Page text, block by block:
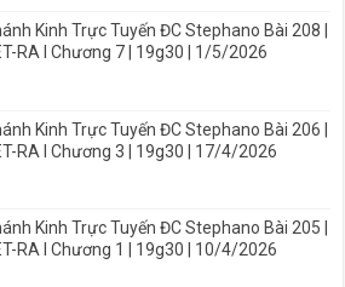
Kinh Trực Tuyến ĐC Stephano Bài 208 |
RA I Chương 7 | 19g30 | 1/5/2026
Kinh Trực Tuyến ĐC Stephano Bài 206 |
RA I Chương 3 | 19g30 | 17/4/2026
Kinh Trực Tuyến ĐC Stephano Bài 205 |
RA I Chương 1 | 19g30 | 10/4/2026